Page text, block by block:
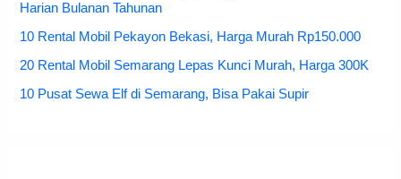
Harian Bulanan Tahunan
10 Rental Mobil Pekayon Bekasi, Harga Murah Rp150.000
20 Rental Mobil Semarang Lepas Kunci Murah, Harga 300K
10 Pusat Sewa Elf di Semarang, Bisa Pakai Supir